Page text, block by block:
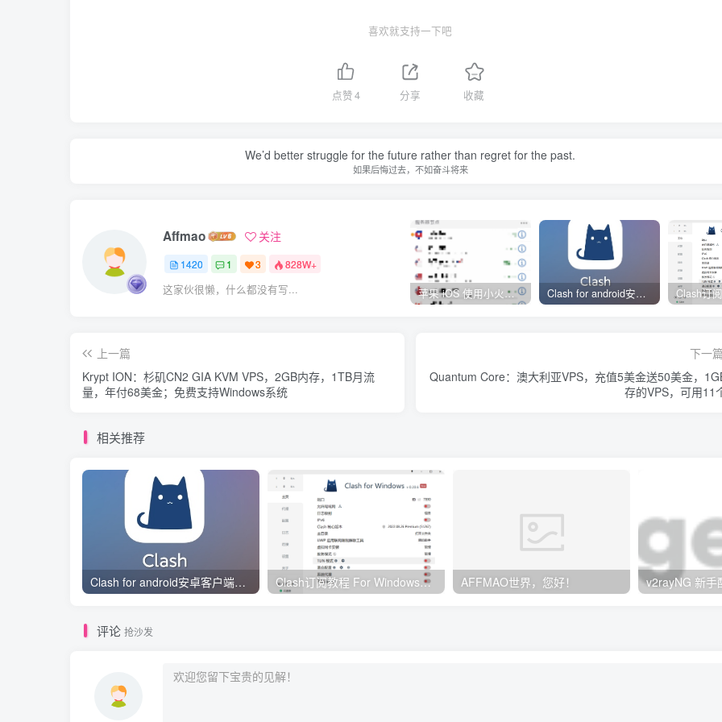
喜欢就支持一下吧
点赞4 分享 收藏
We’d better struggle for the future rather than regret for the past.
如果后悔过去，不如奋斗将来
Affmao 关注
1420 1 3 828W+
这家伙很懒，什么都没有写... 苹果 iOS 使用小火箭(shadowrocket)新手教程 Clash for android安卓客户端保姆级新手使用教程
上一篇
Krypt ION：杉矶CN2 GIA KVM VPS，2GB内存，1TB月流
量，年付68美金；免费支持Windows系统
下一篇
Quantum Core：澳大利亚VPS，充值5美金送50美金，
存的VPS，可用11
相关推荐
Clash for android安卓客户端保姆级新手使用教程 Clash订阅教程 For Windows中文使用图文教程 AFFMAO世界，您好！
评论 抢沙发